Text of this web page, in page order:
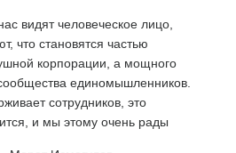
видят человеческое лицо,
что становятся частью
корпорации, а мощного
единомышленников.
сотрудников, это
и мы этому очень рады